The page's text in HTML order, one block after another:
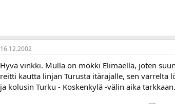
16.12.2002
Hyvä vinkki. Mulla on mökki Elimäellä, joten
reitti kautta linjan Turusta itärajalle, sen varrelta
ja kolusin Turku - Koskenkylä -välin aika